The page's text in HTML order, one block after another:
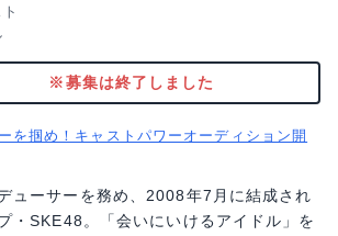
※募集は終了しました
を掴め！キャストパワーオーディション開
ューサーを務め、2008年7月に結成され
・SKE48。「会いにいけるアイドル」を